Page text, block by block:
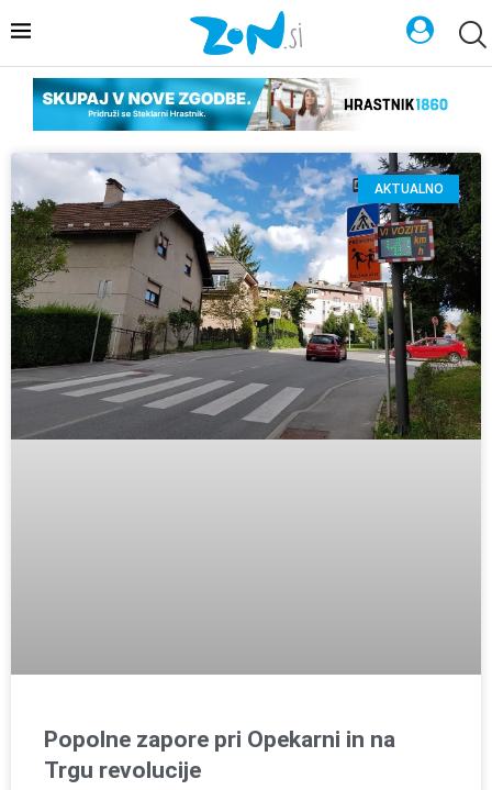
AKTUALNO
Popolne zapore pri Opekarni in na
Trgu revolucije